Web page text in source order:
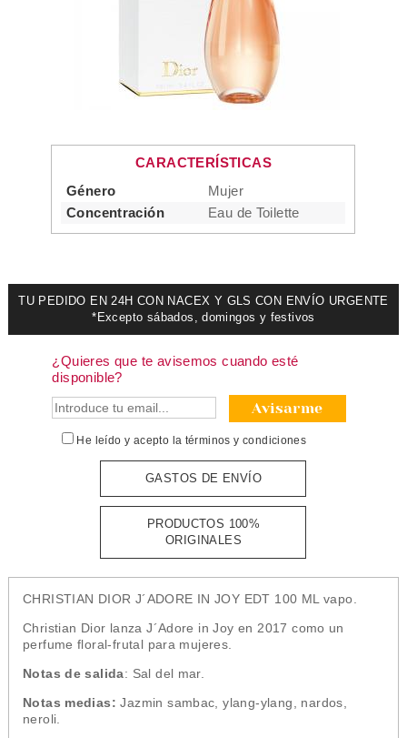
CARACTERÍSTICAS
Género
Mujer
Concentración
Eau de Toilette
TU PEDIDO EN 24H CON NACEX Y GLS CON ENVÍO URGENTE
*Excepto sábados, domingos y festivos
¿Quieres que te avisemos cuando esté
disponible?
Avisarme
He leído y acepto la términos y condiciones
GASTOS DE ENVÍO
PRODUCTOS 100%
ORIGINALES
CHRISTIAN DIOR J´ADORE IN JOY EDT 100 ML vapo.
Christian Dior lanza J´Adore in Joy en 2017 como un
perfume floral-frutal para mujeres.
Notas de salida: Sal del mar.
Notas medias: Jazmin sambac, ylang-ylang, nardos,
neroli.